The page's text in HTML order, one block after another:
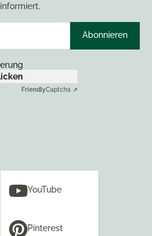
Abonnieren
FriendlyCaptcha ⇗
YouTube
Pinterest